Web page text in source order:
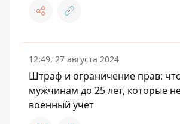
12:49, 27 августа 2024
Штраф и ограничение прав:
мужчинам до 25 лет, которые
военный учет